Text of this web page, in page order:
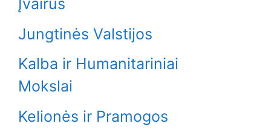
Įvairūs
Jungtinės Valstijos
Kalba ir Humanitariniai
Mokslai
Kelionės ir Pramogos